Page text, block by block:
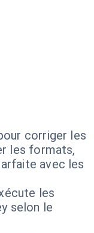
corriger les
les formats,
avec les
les
selon le